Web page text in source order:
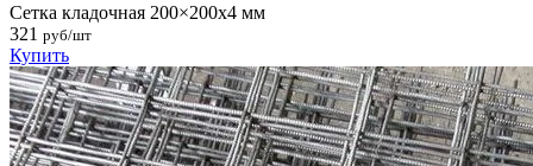
Сетка кладочная 200×200х4 мм
321 руб/шт
Купить